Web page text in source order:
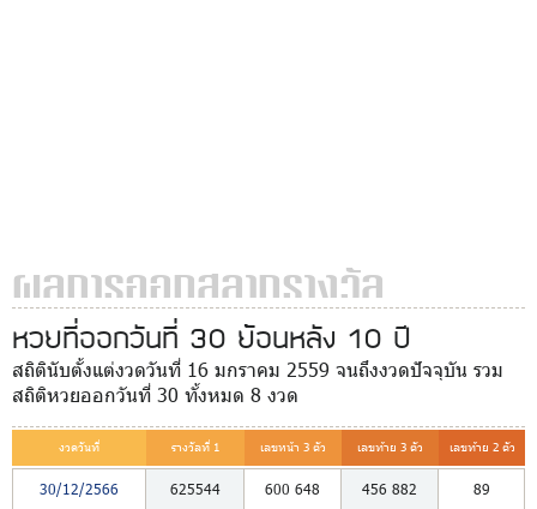
ผลการออกสลากรางวัล
หวยที่ออกวันที่ 30 ย้อนหลัง 10 ปี
สถิตินับตั้งแต่งวดวันที่ 16 มกราคม 2559 จนถึงงวดปัจจุบัน รวม
สถิติหวยออกวันที่ 30 ทั้งหมด 8 งวด
งวดวันที่ รางวัลที่ 1 เลขหน้า 3 ตัว เลขท้าย 3 ตัว เลขท้าย 2 ตัว
30/12/2566 625544 600 648 456 882 89